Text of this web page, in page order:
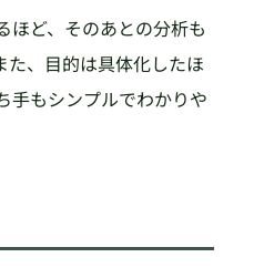
ほど、そのあとの分析も
た、目的は具体化したほ
手もシンプルでわかりや